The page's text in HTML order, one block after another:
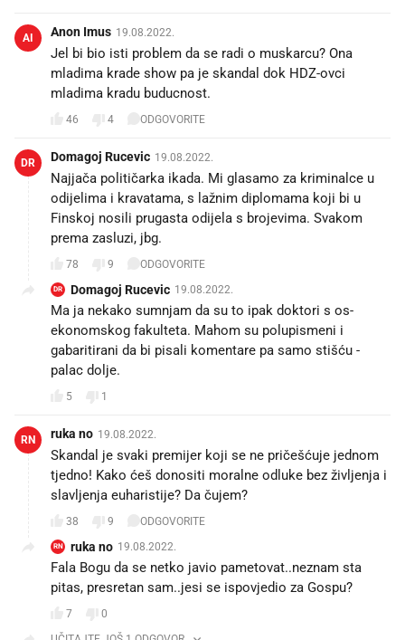
AI Anon Imus 19.08.2022.
Jel bi bio isti problem da se radi o muskarcu? Ona
mladima krade show pa je skandal dok HDZ-ovci
mladima kradu buducnost.
46 4 ODGOVORITE
DR Domagoj Rucevic 19.08.2022.
Najjača političarka ikada. Mi glasamo za kriminalce u
odijelima i kravatama, s lažnim diplomama koji bi u
Finskoj nosili prugasta odijela s brojevima. Svakom
prema zasluzi, jbg.
78 9 ODGOVORITE
DR Domagoj Rucevic 19.08.2022.
Ma ja nekako sumnjam da su to ipak doktori s os-
ekonomskog fakulteta. Mahom su polupismeni i
gabaritirani da bi pisali komentare pa samo stišću -
palac dolje.
5 1
RN ruka no 19.08.2022.
Skandal je svaki premijer koji se ne pričešćuje jednom
tjedno! Kako ćeš donositi moralne odluke bez življenja i
slavljenja euharistije? Da čujem?
38 9 ODGOVORITE
RN ruka no 19.08.2022.
Fala Bogu da se netko javio pametovat..neznam sta
pitas, presretan sam..jesi se ispovjedio za Gospu?
7
0